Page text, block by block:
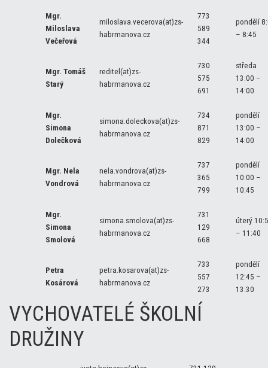
Mgr.
Miloslava
Večeřová
miloslava.vecerova(at)zs-
habrmanova.cz
773
589
344
pondělí
– 8:45
Mgr. Tomáš
Starý
reditel(at)zs-
habrmanova.cz
730
575
691
středa
13:00 –
14:00
Mgr.
Simona
Dolečková
simona.doleckova(at)zs-
habrmanova.cz
734
871
829
pondělí
13:00 –
14:00
Mgr. Nela
Vondrová
nela.vondrova(at)zs-
habrmanova.cz
737
365
799
pondělí
10:00 –
10:45
Mgr.
Simona
Smolová
simona.smolova(at)zs-
habrmanova.cz
731
129
668
úterý
– 11:40
Petra
Kosárová
petra.kosarova(at)zs-
habrmanova.cz
733
557
273
pondělí
12:45 –
13:30
VYCHOVATELÉ ŠKOLNÍ
DRUŽINY